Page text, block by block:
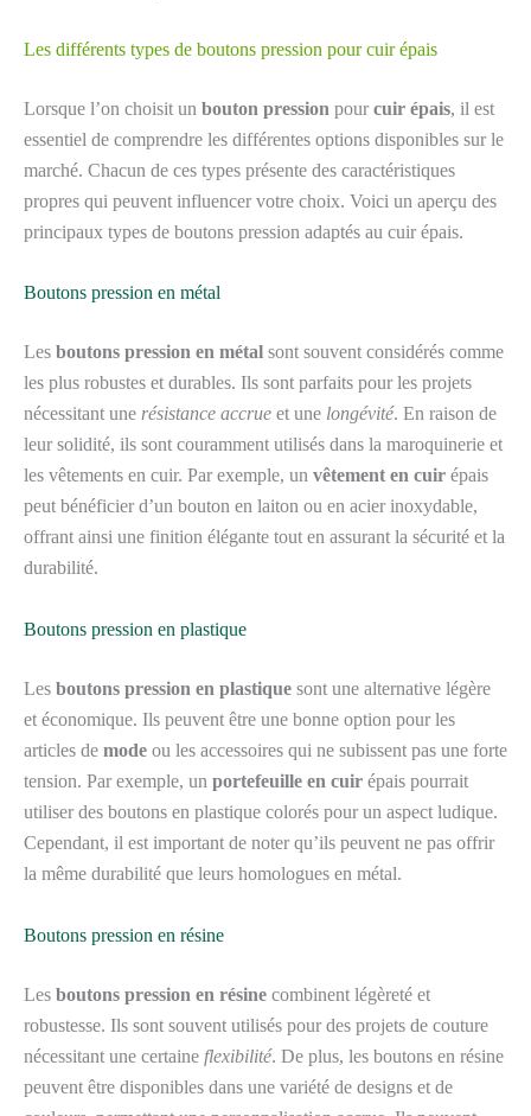
Les différents types de boutons pression pour cuir épais
Lorsque l’on choisit un bouton pression pour cuir épais, il est
essentiel de comprendre les différentes options disponibles sur le
marché. Chacun de ces types présente des caractéristiques
propres qui peuvent influencer votre choix. Voici un aperçu des
principaux types de boutons pression adaptés au cuir épais.
Boutons pression en métal
Les boutons pression en métal sont souvent considérés comme
les plus robustes et durables. Ils sont parfaits pour les projets
nécessitant une résistance accrue et une longévité. En raison de
leur solidité, ils sont couramment utilisés dans la maroquinerie et
les vêtements en cuir. Par exemple, un vêtement en cuir épais
peut bénéficier d’un bouton en laiton ou en acier inoxydable,
offrant ainsi une finition élégante tout en assurant la sécurité et la
durabilité.
Boutons pression en plastique
Les boutons pression en plastique sont une alternative légère
et économique. Ils peuvent être une bonne option pour les
articles de mode ou les accessoires qui ne subissent pas une forte
tension. Par exemple, un portefeuille en cuir épais pourrait
utiliser des boutons en plastique colorés pour un aspect ludique.
Cependant, il est important de noter qu’ils peuvent ne pas offrir
la même durabilité que leurs homologues en métal.
Boutons pression en résine
Les boutons pression en résine combinent légèreté et
robustesse. Ils sont souvent utilisés pour des projets de couture
nécessitant une certaine flexibilité. De plus, les boutons en résine
peuvent être disponibles dans une variété de designs et de